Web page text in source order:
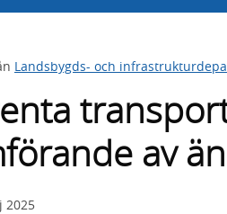
Landsbygds- och
av
2025